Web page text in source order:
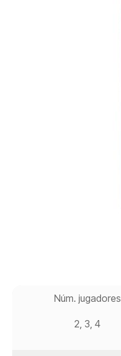
Núm. jugadores
2, 3, 4